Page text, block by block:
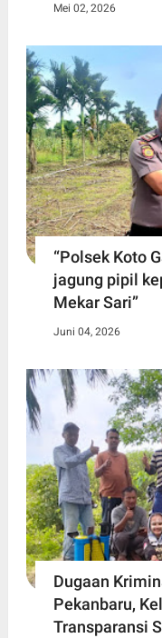
Mei 02, 2026
“Polsek Koto
jagung pipil
Mekar Sari”
Juni 04, 2026
Dugaan
Pekanbaru,
Transparansi